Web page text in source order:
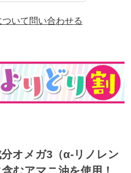
ついて問い合わせる
オメガ3（α-リノレン